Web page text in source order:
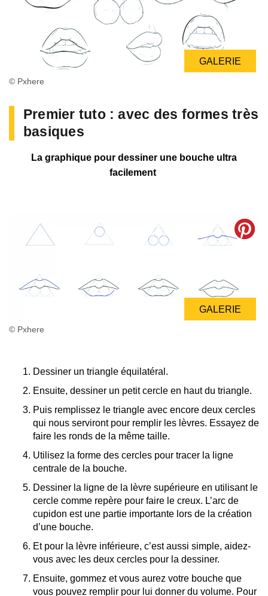
© Pxhere
GALERIE
Premier tuto : avec des formes très
basiques
La graphique pour dessiner une bouche ultra
facilement
© Pxhere
GALERIE
Dessiner un triangle équilatéral.
Ensuite, dessiner un petit cercle en haut du triangle.
Puis remplissez le triangle avec encore deux cercles
qui nous serviront pour remplir les lèvres. Essayez de
faire les ronds de la même taille.
Utilisez la forme des cercles pour tracer la ligne
centrale de la bouche.
Dessiner la ligne de la lèvre supérieure en utilisant le
cercle comme repère pour faire le creux. L’arc de
cupidon est une partie importante lors de la création
d’une bouche.
Et pour la lèvre inférieure, c’est aussi simple, aidez-
vous avec les deux cercles pour la dessiner.
Ensuite, gommez et vous aurez votre bouche que
vous pouvez remplir pour lui donner du volume. Pour